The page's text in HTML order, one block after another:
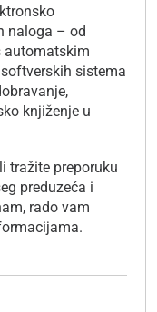
naloga – od
automatskim
sistema
knjiženje u
tražite preporuku
preduzeća i
rado vam